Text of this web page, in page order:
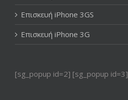
Επισκευή iPhone 3GS
Επισκευή iPhone 3G
[sg_popup id=2] [sg_popup id=3]